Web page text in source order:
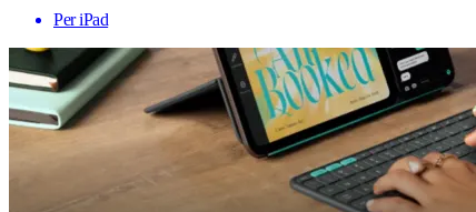
Per iPad